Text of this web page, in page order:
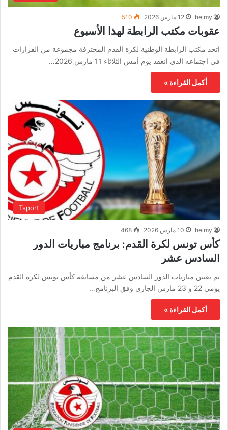
helmy 12 مارس 2026 510
عقوبات مكتب الرابطة لهذا الأسبوع
اتخذ مكتب الرابطة الوطنية لكرة القدم المحترفة مجموعة من القرارات
في اجتماعه الذي انعقد يوم أمس الثلاثاء 11 مارس 2026…
أكمل القراءة »
Tsport
helmy 10 مارس 2026 468
كأس تونس لكرة القدم: برنامج مباريات الدور
السادس عشر
تم تعيين مباريات الدور السادس عشر من مسابقة كأس تونس لكرة القدم
يومي 22 و 23 مارس الجاري وفق البرنامج…
أكمل القراءة »